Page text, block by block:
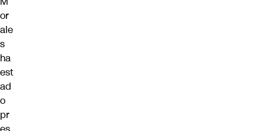
or
ale
s
ha
est
ad
o
pr